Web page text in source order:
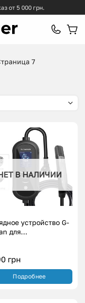
от 5 000 грн.
7
В НАЛИЧИИ
устройство G-
для
грн
Подробнее